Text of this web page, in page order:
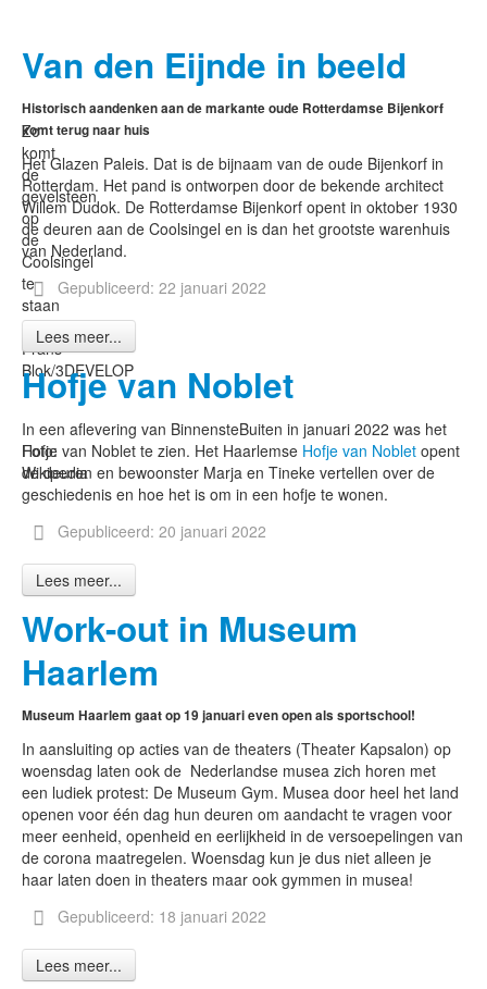
Van den Eijnde in beeld
Zo
komt
de
gevelsteen
op
de
Coolsingel
te
staan
©
Frans
Blok/3DEVELOP
Historisch aandenken aan de markante oude Rotterdamse Bijenkorf
komt terug naar huis
Het Glazen Paleis. Dat is de bijnaam van de oude Bijenkorf in
Rotterdam. Het pand is ontworpen door de bekende architect
Willem Dudok. De Rotterdamse Bijenkorf opent in oktober 1930
de deuren aan de Coolsingel en is dan het grootste warenhuis
van Nederland.
Gepubliceerd: 22 januari 2022
Lees meer...
Hofje van Noblet
Foto:
Wikipedia
In een aflevering van BinnensteBuiten in januari 2022 was het
Hofje van Noblet te zien. Het Haarlemse Hofje van Noblet opent
de deuren en bewoonster Marja en Tineke vertellen over de
geschiedenis en hoe het is om in een hofje te wonen.
Gepubliceerd: 20 januari 2022
Lees meer...
Work-out in Museum
Haarlem
Museum Haarlem gaat op 19 januari even open als sportschool!
In aansluiting op acties van de theaters (Theater Kapsalon) op
woensdag laten ook de Nederlandse musea zich horen met
een ludiek protest: De Museum Gym. Musea door heel het land
openen voor één dag hun deuren om aandacht te vragen voor
meer eenheid, openheid en eerlijkheid in de versoepelingen van
de corona maatregelen. Woensdag kun je dus niet alleen je
haar laten doen in theaters maar ook gymmen in musea!
Gepubliceerd: 18 januari 2022
Lees meer...